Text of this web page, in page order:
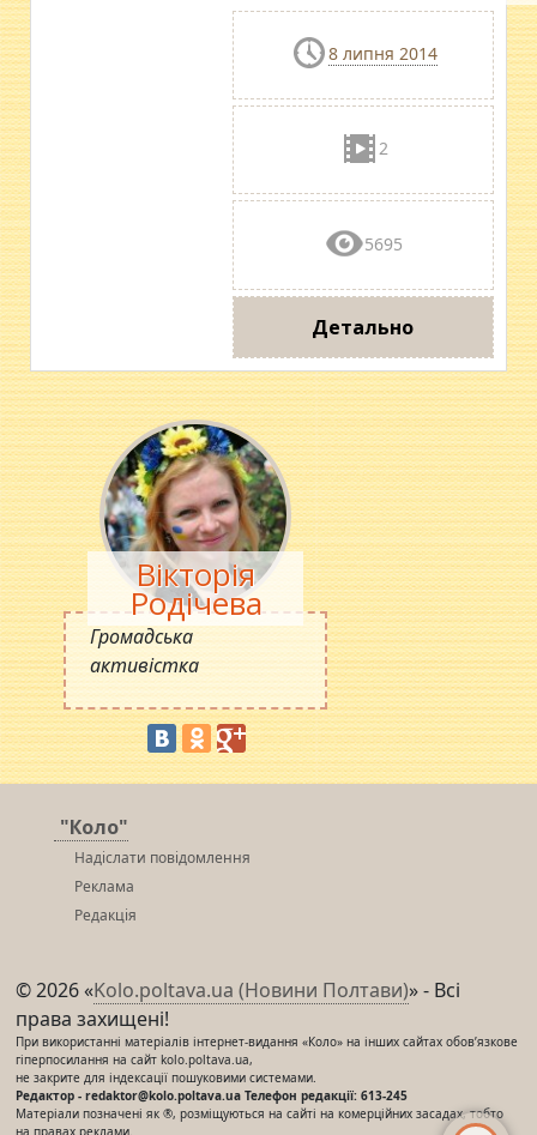
8 липня 2014
2
5695
Детально
Вікторія
Родічева
Громадська
активістка
"Коло"
Надіслати повідомлення
Реклама
Редакція
© 2026 «Kolo.poltava.ua (Новини Полтави)» - Всі
права захищені!
При використанні матеріалів інтернет-видання «Коло» на інших сайтах обов’язкове
гіперпосилання на сайт kolo.poltava.ua,
не закрите для індексації пошуковими системами.
Редактор - redaktor@kolo.poltava.ua Телефон редакції: 613-245
Матеріали позначені як ®, розміщуються на сайті на комерційних засадах, тобто
на правах реклами.